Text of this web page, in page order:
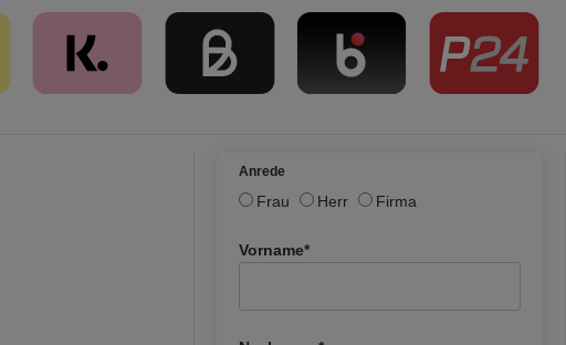
Anrede
Frau Herr Firma
Vorname*